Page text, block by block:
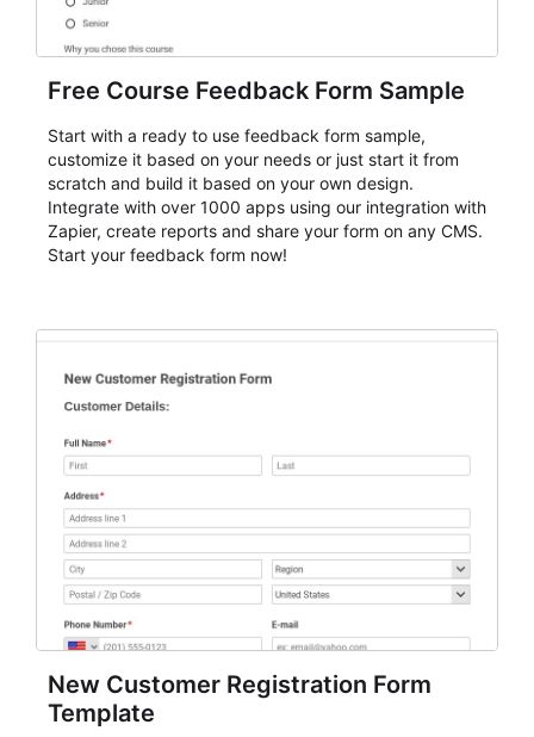
Free Course Feedback Form Sample
Start with a ready to use feedback form sample,
customize it based on your needs or just start it from
scratch and build it based on your own design.
Integrate with over 1000 apps using our integration with
Zapier, create reports and share your form on any CMS.
Start your feedback form now!
New Customer Registration Form
Template